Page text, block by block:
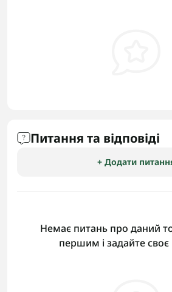
Питання та відповіді
+ Додати
Немає питань про даний
першим і задайте своє